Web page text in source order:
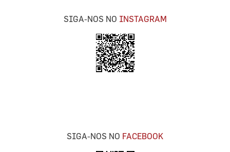
SIGA-NOS NO INSTAGRAM
SIGA-NOS NO FACEBOOK